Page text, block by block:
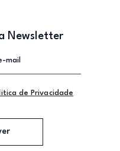
Newsletter
de Privacidade